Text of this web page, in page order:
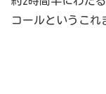
コールというこれ